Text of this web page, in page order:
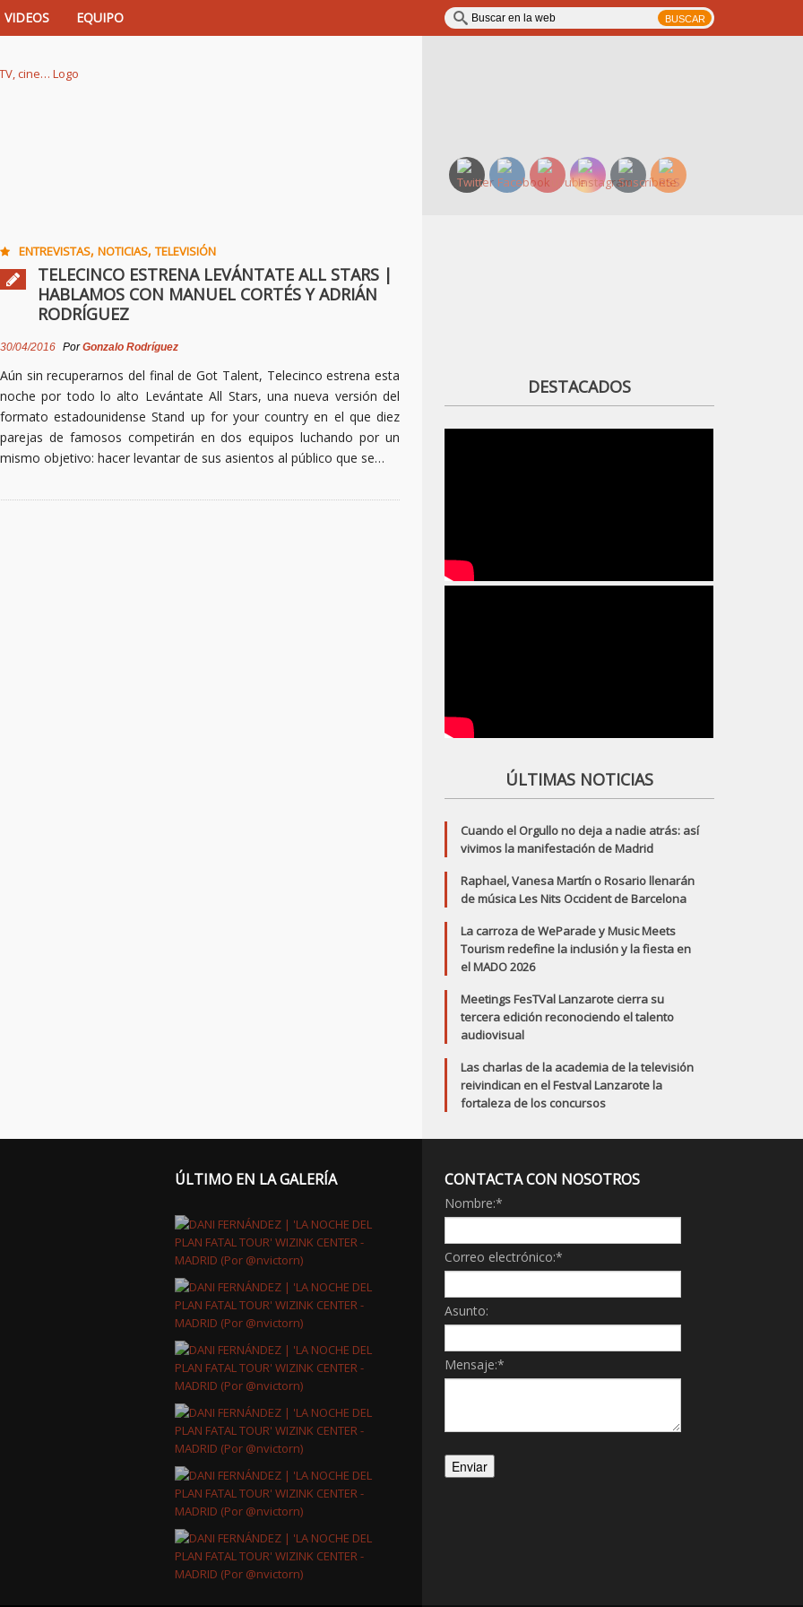
VIDEOS EQUIPO
ENTREVISTAS, NOTICIAS, TELEVISIÓN
TELECINCO ESTRENA LEVÁNTATE ALL STARS |
HABLAMOS CON MANUEL CORTÉS Y ADRIÁN
RODRÍGUEZ
30/04/2016 PorGonzalo Rodríguez
Aún sin recuperarnos del final de Got Talent, Telecinco estrena esta
noche por todo lo alto Levántate All Stars, una nueva versión del
formato estadounidense Stand up for your country en el que diez
parejas de famosos competirán en dos equipos luchando por un
mismo objetivo: hacer levantar de sus asientos al público que se…
DESTACADOS
ÚLTIMAS NOTICIAS
Cuando el Orgullo no deja a nadie atrás: así
vivimos la manifestación de Madrid
Raphael, Vanesa Martín o Rosario llenarán
de música Les Nits Occident de Barcelona
La carroza de WeParade y Music Meets
Tourism redefine la inclusión y la fiesta en
el MADO 2026
Meetings FesTVal Lanzarote cierra su
tercera edición reconociendo el talento
audiovisual
Las charlas de la academia de la televisión
reivindican en el Festval Lanzarote la
fortaleza de los concursos
ÚLTIMO EN LA GALERÍA CONTACTA CON NOSOTROS
Nombre:*
Correo electrónico:*
Asunto:
Mensaje:*